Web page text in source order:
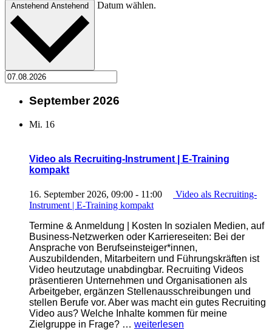
Anstehend Anstehend Datum wählen.
September 2026
Mi. 16
Video als Recruiting-Instrument | E-Training
kompakt
16. September 2026, 09:00 - 11:00
Video als Recruiting-
Instrument | E-Training kompakt
Termine & Anmeldung | Kosten In sozialen Medien, auf
Business-Netzwerken oder Karriereseiten: Bei der
Ansprache von Berufseinsteiger*innen,
Auszubildenden, Mitarbeitern und Führungskräften ist
Video heutzutage unabdingbar. Recruiting Videos
präsentieren Unternehmen und Organisationen als
Arbeitgeber, ergänzen Stellenausschreibungen und
stellen Berufe vor. Aber was macht ein gutes Recruiting
Video aus? Welche Inhalte kommen für meine
Zielgruppe in Frage? … „Video
weiterlesen